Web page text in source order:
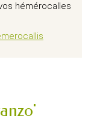
hémérocalles